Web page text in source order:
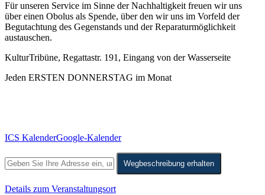
Für unseren Service im Sinne der Nachhaltigkeit freuen wir uns
über einen Obolus als Spende, über den wir uns im Vorfeld der
Begutachtung des Gegenstands und der Reparaturmöglichkeit
austauschen.
KulturTribüne, Regattastr. 191, Eingang von der Wasserseite
Jeden ERSTEN DONNERSTAG im Monat
ICS KalenderGoogle-Kalender
Wegbeschreibung erhalten
Details zum Veranstaltungsort